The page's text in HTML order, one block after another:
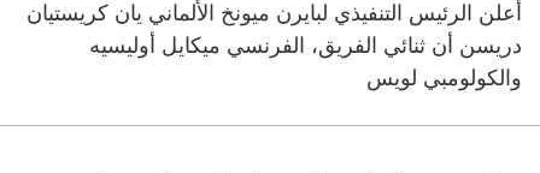
أعلن الرئيس التنفيذي لبايرن ميونخ الألماني يان كريستيان
دريسن أن ثنائي الفريق، الفرنسي ميكايل أوليسيه
والكولومبي لويس